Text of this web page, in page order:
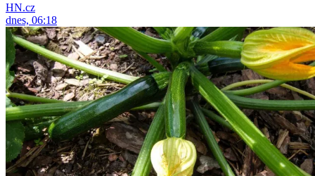
HN.cz
dnes, 06:18